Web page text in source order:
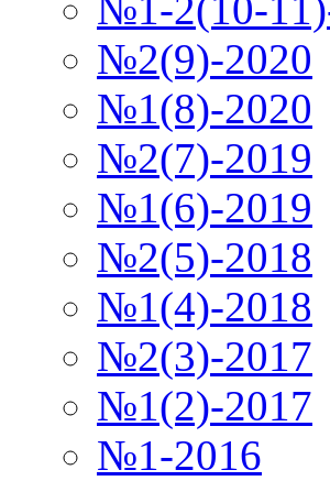
№1-2(10-
№2(9)-2020
№1(8)-2020
№2(7)-2019
№1(6)-2019
№2(5)-2018
№1(4)-2018
№2(3)-2017
№1(2)-2017
№1-2016